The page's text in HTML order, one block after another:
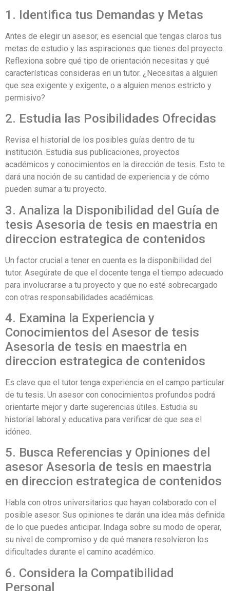
1. Identifica tus Demandas y Metas
Antes de elegir un asesor, es esencial que tengas claros tus
metas de estudio y las aspiraciones que tienes del proyecto.
Reflexiona sobre qué tipo de orientación necesitas y qué
características consideras en un tutor. ¿Necesitas a alguien
que sea exigente y exigente, o a alguien menos estricto y
permisivo?
2. Estudia las Posibilidades Ofrecidas
Revisa el historial de los posibles guías dentro de tu
institución. Estudia sus publicaciones, proyectos
académicos y conocimientos en la dirección de tesis. Esto te
dará una noción de su cantidad de experiencia y de cómo
pueden sumar a tu proyecto.
3. Analiza la Disponibilidad del Guía de
tesis Asesoria de tesis en maestria en
direccion estrategica de contenidos
Un factor crucial a tener en cuenta es la disponibilidad del
tutor. Asegúrate de que el docente tenga el tiempo adecuado
para involucrarse a tu proyecto y que no esté sobrecargado
con otras responsabilidades académicas.
4. Examina la Experiencia y
Conocimientos del Asesor de tesis
Asesoria de tesis en maestria en
direccion estrategica de contenidos
Es clave que el tutor tenga experiencia en el campo particular
de tu tesis. Un asesor con conocimientos profundos podrá
orientarte mejor y darte sugerencias útiles. Estudia su
historial laboral y educativa para verificar de que sea el
idóneo.
5. Busca Referencias y Opiniones del
asesor Asesoria de tesis en maestria
en direccion estrategica de contenidos
Habla con otros universitarios que hayan colaborado con el
posible asesor. Sus opiniones te darán una idea más definida
de lo que puedes anticipar. Indaga sobre su modo de operar,
su nivel de compromiso y de qué manera resolvieron los
dificultades durante el camino académico.
6. Considera la Compatibilidad
Personal